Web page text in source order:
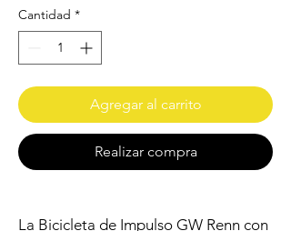
Cantidad *
Agregar al carrito
Realizar compra
La Bicicleta de Impulso GW Renn con